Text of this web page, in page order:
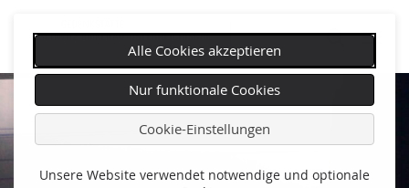
Alle Cookies akzeptieren
Nur funktionale Cookies
Cookie-Einstellungen
Unsere Website verwendet notwendige und optionale
Navigation
überspringen